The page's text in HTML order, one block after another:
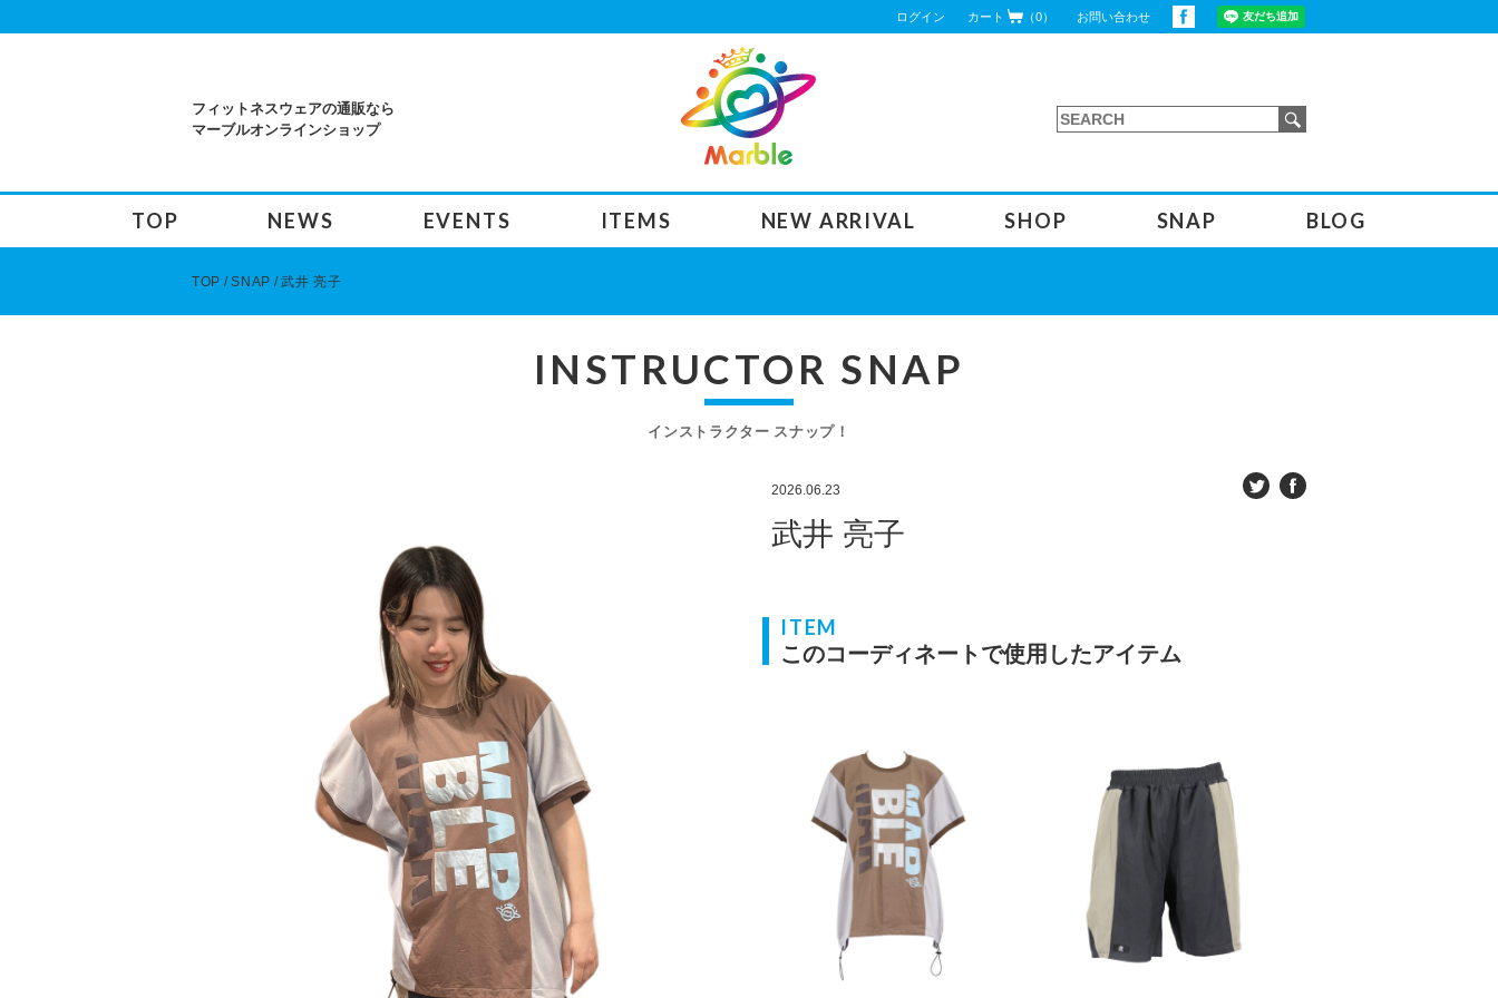
ログイン カート （0） お問い合わせ
フィットネスウェアの通販なら
マーブルオンラインショップ
TOP NEWS EVENTS ITEMS NEW ARRIVAL SHOP SNAP BLOG
TOP SNAP 武井 亮子
INSTRUCTOR SNAP
インストラクター スナップ！
2026.06.23
武井 亮子
ITEM
このコーディネートで使用したアイテム